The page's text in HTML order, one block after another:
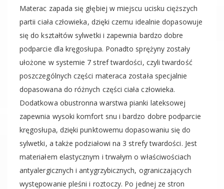
Materac zapada się głębiej w miejscu ucisku cięższych
partii ciała człowieka, dzięki czemu idealnie dopasowuje
się do kształtów sylwetki i zapewnia bardzo dobre
podparcie dla kręgosłupa. Ponadto sprężyny zostały
ułożone w systemie 7 stref twardości, czyli twardość
poszczególnych części materaca została specjalnie
dopasowana do różnych części ciała człowieka.
Dodatkowa obustronna warstwa pianki lateksowej
zapewnia wysoki komfort snu i bardzo dobre podparcie
kręgosłupa, dzięki punktowemu dopasowaniu się do
sylwetki, a także podziałowi na 3 strefy twardości. Jest
materiałem elastycznym i trwałym o właściwościach
antyalergicznych i antygrzybicznych, ograniczających
występowanie pleśni i roztoczy. Po jednej ze stron